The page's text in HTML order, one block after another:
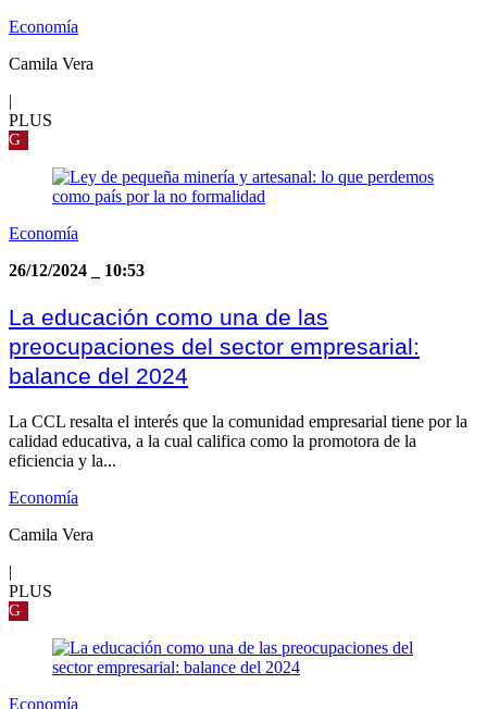
Economía
Camila Vera
|
PLUS
G
Economía
26/12/2024
10:53
La educación como una de las
preocupaciones del sector empresarial:
balance del 2024
La CCL resalta el interés que la comunidad empresarial tiene por la
calidad educativa, a la cual califica como la promotora de la
eficiencia y la...
Economía
Camila Vera
|
PLUS
G
Economía